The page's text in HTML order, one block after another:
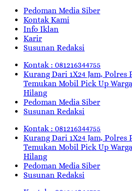
Pedoman Media Siber
Kontak Kami
Info Iklan
Karir
Susunan Redaksi
Kontak : 081216344755
Kurang Dari 1X24 Jam, Polres
Temukan Mobil Pick Up
Hilang
Pedoman Media Siber
Susunan Redaksi
Kontak : 081216344755
Kurang Dari 1X24 Jam, Polres
Temukan Mobil Pick Up
Hilang
Pedoman Media Siber
Susunan Redaksi